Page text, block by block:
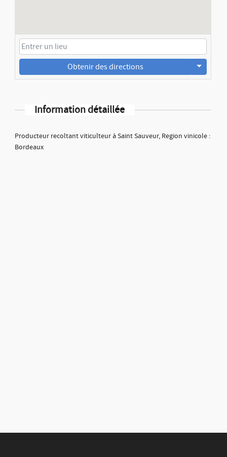
Obtenir des directions
Information détaillée
Producteur recoltant viticulteur à Saint Sauveur, Region vinicole :
Bordeaux